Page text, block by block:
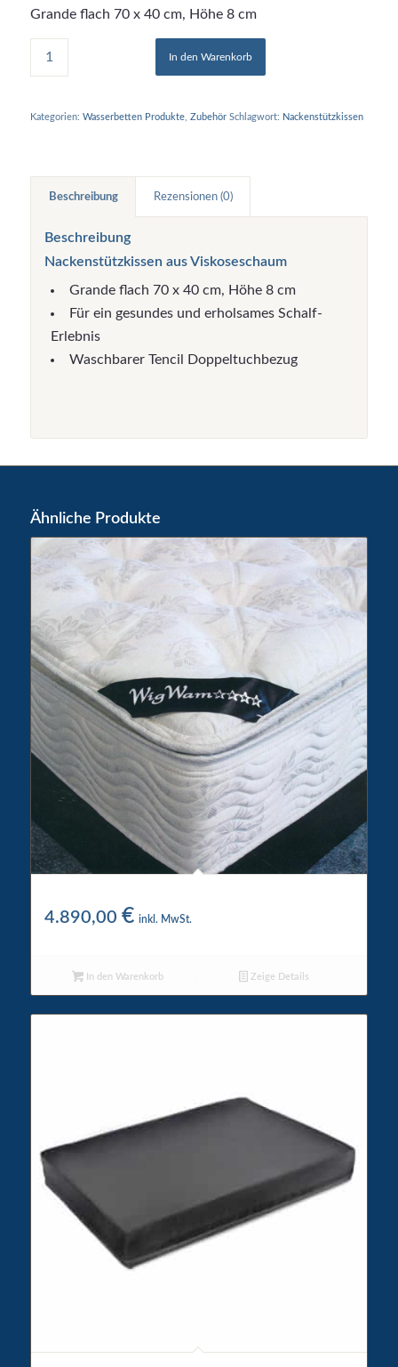
Grande flach 70 x 40 cm, Höhe 8 cm
In den Warenkorb
Kategorien: Wasserbetten Produkte, Zubehör Schlagwort: Nackenstützkissen
Beschreibung Rezensionen (0)
Beschreibung
Nackenstützkissen aus Viskoseschaum
Grande flach 70 x 40 cm, Höhe 8 cm
Für ein gesundes und erholsames Schalf-
Erlebnis
Waschbarer Tencil Doppeltuchbezug
Ähnliche Produkte
4.890,00 € inkl. MwSt.
In den Warenkorb Zeige Details